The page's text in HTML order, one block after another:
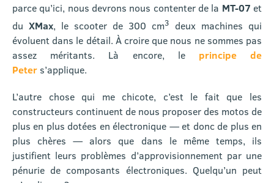
parce qu’ici, nous devrons nous contenter de la MT-07 et
du XMax, le scooter de 300 cm3
deux machines qui
évoluent dans le détail. À croire que nous ne sommes pas
assez méritants. Là encore, le principe de
Peter s’applique.
L’autre chose qui me chicote, c’est le fait que les
constructeurs continuent de nous proposer des motos de
plus en plus dotées en électronique — et donc de plus en
plus chères — alors que dans le même temps, ils
justifient leurs problèmes d’approvisionnement par une
pénurie de composants électroniques. Quelqu’un peut